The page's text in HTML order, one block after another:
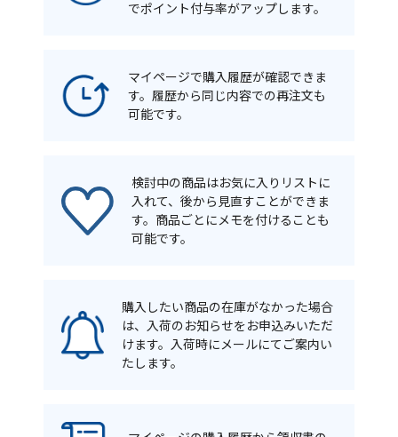
でポイント付与率がアップします。
マイページで購入履歴が確認できま
す。履歴から同じ内容での再注文も
可能です。
検討中の商品はお気に入りリストに
入れて、後から見直すことができま
す。商品ごとにメモを付けることも
可能です。
購入したい商品の在庫がなかった場合
は、入荷のお知らせをお申込みいただ
けます。入荷時にメールにてご案内い
たします。